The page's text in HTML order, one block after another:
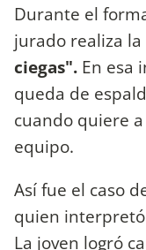
Durante el
jurado realiza la
ciegas". En esa
queda de
cuando quiere
equipo.
Así fue el caso
quien
La joven logró